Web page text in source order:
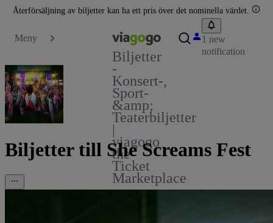
Återförsäljning av biljetter kan ha ett pris över det nominella värdet.
Meny
Biljetter
-
Konsert-,
Sport-
&amp;
Teaterbiljetter
|
viagogo
the
Ticket
Marketplace
1 new
notification
Biljetter till She Screams Fest